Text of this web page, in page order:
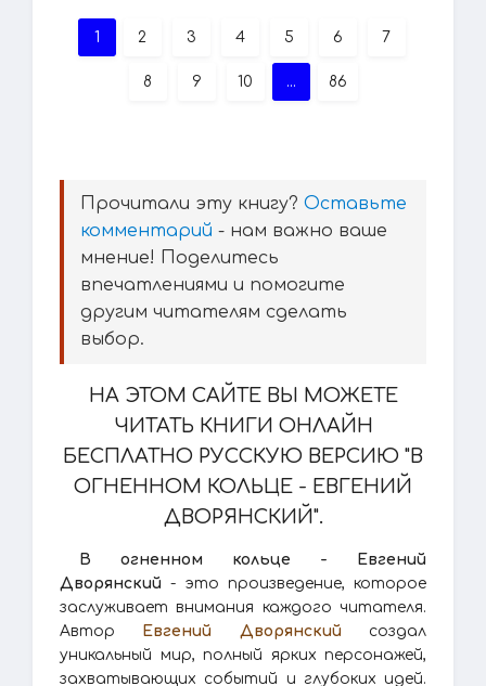
1 2 3 4 5 6 7
8 9 10 ... 86
Прочитали эту книгу? Оставьте
комментарий - нам важно ваше
мнение! Поделитесь
впечатлениями и помогите
другим читателям сделать
выбор.
НА ЭТОМ САЙТЕ ВЫ МОЖЕТЕ
ЧИТАТЬ КНИГИ ОНЛАЙН
БЕСПЛАТНО РУССКУЮ ВЕРСИЮ "В
ОГНЕННОМ КОЛЬЦЕ - ЕВГЕНИЙ
ДВОРЯНСКИЙ".
В огненном кольце - Евгений
Дворянский - это произведение, которое
заслуживает внимания каждого читателя.
Автор
Евгений Дворянский создал
уникальный мир, полный ярких персонажей,
захватывающих событий и глубоких идей.